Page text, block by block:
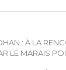
: À LA
LE MARAIS